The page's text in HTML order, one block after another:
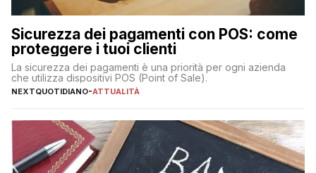
Sicurezza dei pagamenti con POS: come
proteggere i tuoi clienti
La sicurezza dei pagamenti è una priorità per ogni azienda
che utilizza dispositivi POS (Point of Sale).
NEXTQUOTIDIANO-ATTUALITÀ